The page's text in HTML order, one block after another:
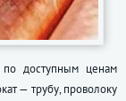
доступным ценам
— трубу, проволоку